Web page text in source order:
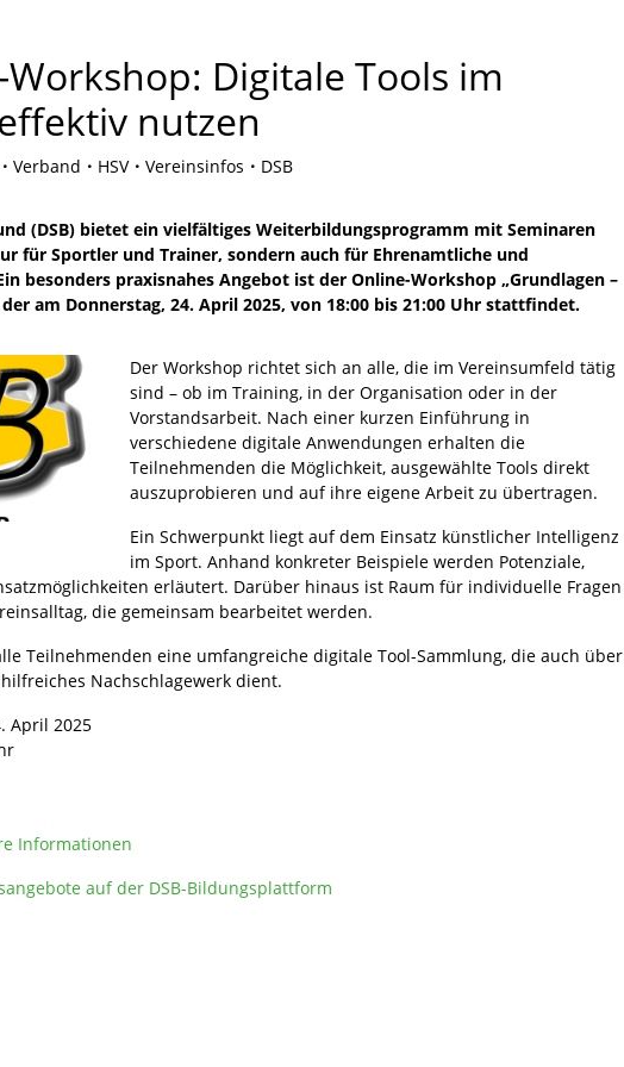
Workshop: Digitale Tools im
nutzen
Verband HSV Vereinsinfos DSB
(DSB) bietet ein vielfältiges Weiterbildungsprogramm mit Seminaren
für Sportler und Trainer, sondern auch für Ehrenamtliche und
besonders praxisnahes Angebot ist der Online-Workshop „Grundlagen –
am Donnerstag, 24. April 2025, von 18:00 bis 21:00 Uhr stattfindet.
Der Workshop richtet sich an alle, die im Vereinsumfeld tätig
sind – ob im Training, in der Organisation oder in der
Vorstandsarbeit. Nach einer kurzen Einführung in
verschiedene digitale Anwendungen erhalten die
Teilnehmenden die Möglichkeit, ausgewählte Tools direkt
auszuprobieren und auf ihre eigene Arbeit zu übertragen.
Ein Schwerpunkt liegt auf dem Einsatz künstlicher Intelligenz
im Sport. Anhand konkreter Beispiele werden Potenziale,
erläutert. Darüber hinaus ist Raum für individuelle Fragen
die gemeinsam bearbeitet werden.
Teilnehmenden eine umfangreiche digitale Tool-Sammlung, die auch über
Nachschlagewerk dient.
April 2025
Informationen
auf der DSB-Bildungsplattform